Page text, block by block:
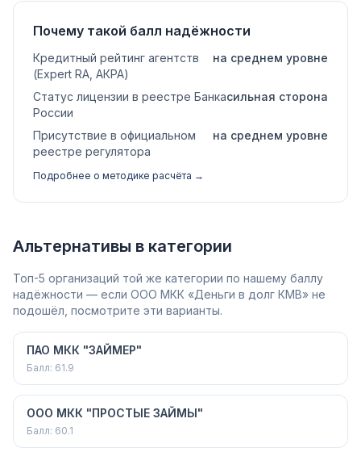
Почему такой балл надёжности
Кредитный рейтинг агентств
(Expert RA, АКРА)
на среднем уровне
Статус лицензии в реестре Банка
России
сильная сторона
Присутствие в официальном
реестре регулятора
на среднем уровне
Подробнее о методике расчёта →
Альтернативы в категории
Топ-5 организаций той же категории по нашему баллу
надёжности — если ООО МКК «Деньги в долг КМВ» не
подошёл, посмотрите эти варианты.
ПАО МКК "ЗАЙМЕР"
Балл: 61.9
ООО МКК "ПРОСТЫЕ ЗАЙМЫ"
Балл: 60.1